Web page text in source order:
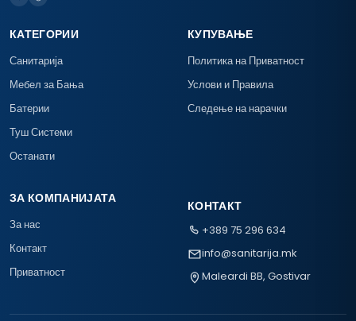
КАТЕГОРИИ
Санитарија
Мебел за Бања
Батерии
Туш Системи
Останати
КУПУВАЊЕ
Политика на Приватност
Услови и Правила
Следење на нарачки
ЗА КОМПАНИЈАТА
За нас
Контакт
Приватност
КОНТАКТ
+389 75 296 634
info@sanitarija.mk
Maleardi BB, Gostivar